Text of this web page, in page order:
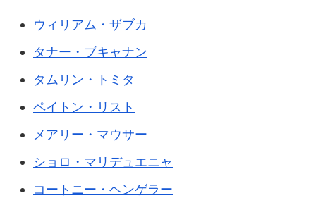
ウィリアム・ザブカ
タナー・ブキャナン
タムリン・トミタ
ペイトン・リスト
メアリー・マウサー
ショロ・マリデュエニャ
コートニー・ヘンゲラー